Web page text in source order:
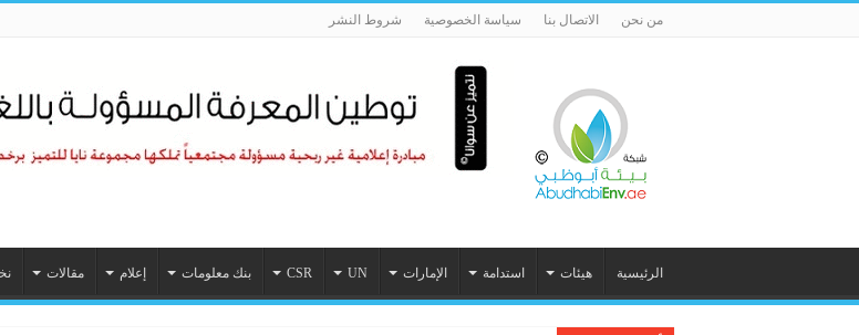
من نحن الاتصال بنا سياسة الخصوصية شروط النشر
الرئيسية هيئات استدامة الإمارات UN
CSR بنك معلومات إعلام مقالات